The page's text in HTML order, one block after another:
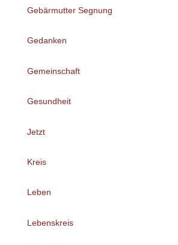
Gebärmutter Segnung
Gedanken
Gemeinschaft
Gesundheit
Jetzt
Kreis
Leben
Lebenskreis